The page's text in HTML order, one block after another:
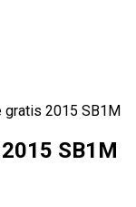
gratis 2015 SB1M
SB1M